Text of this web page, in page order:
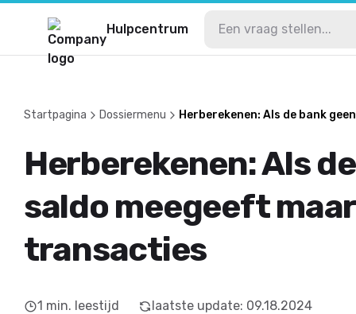
Hulpcentrum
Startpagina Dossiermenu Herberekenen: Als de bank
Herberekenen: Als
saldo meegeeft
transacties
1 min. leestijd laatste update: 09.18.2024